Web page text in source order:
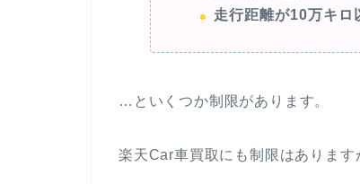
走行距離が10万キロ
…といくつか制限があります。
楽天Car車買取にも制限はあります